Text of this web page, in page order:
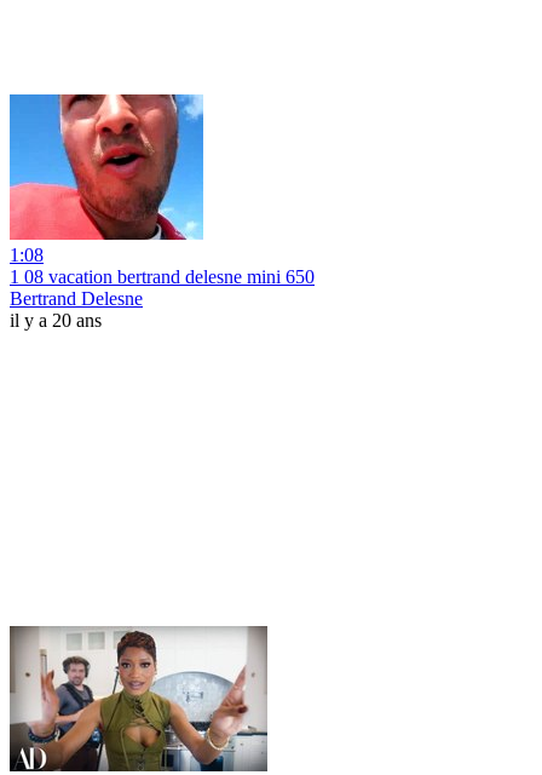
1:08
1 08 vacation bertrand delesne mini 650
Bertrand Delesne
il y a 20 ans